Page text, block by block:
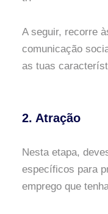
A seguir, recorre
comunicação
as tuas
2. Atração
Nesta etapa,
específicos para
emprego que